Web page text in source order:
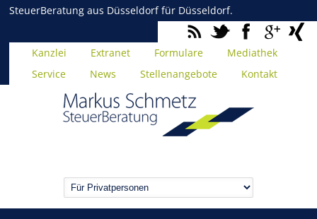
SteuerBeratung aus Düsseldorf für Düsseldorf.
Kanzlei Extranet Formulare
Mediathek
Service
News Stellenangebote Kontakt